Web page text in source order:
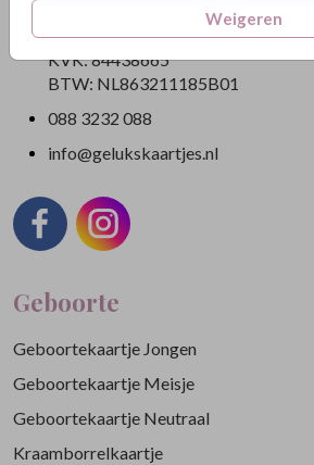
Weigeren
KVK: 84438665
BTW: NL863211185B01
088 3232 088
info@gelukskaartjes.nl
Geboorte
Geboortekaartje Jongen
Geboortekaartje Meisje
Geboortekaartje Neutraal
Kraamborrelkaartje